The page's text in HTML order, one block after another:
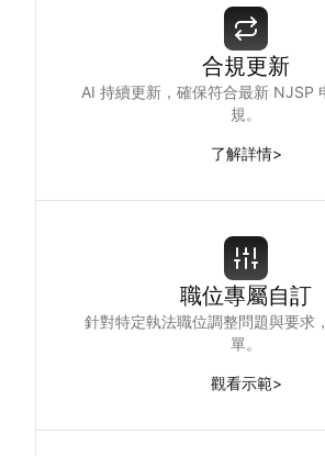
合規更新
AI 持續更新，確保符合最新 NJSP
規。
了解詳情>
職位專屬自訂
針對特定執法職位調整問題與要求
單。
觀看示範>